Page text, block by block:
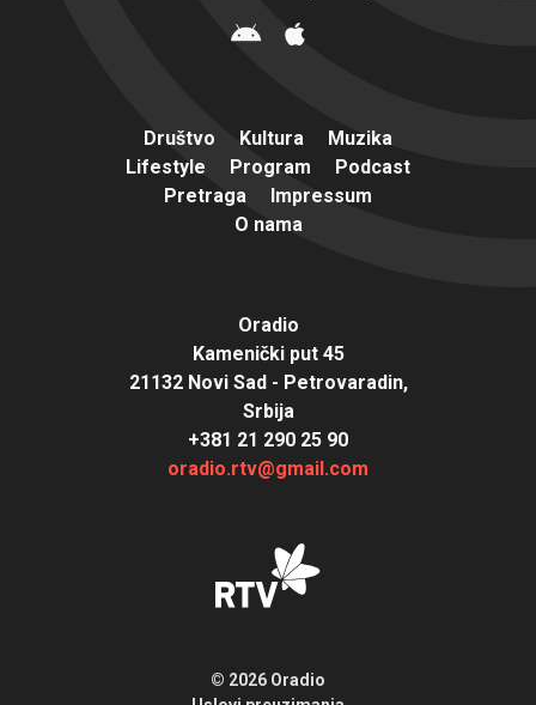
Društvo Kultura
Muzika
Lifestyle
Program
Podcast
Pretraga
Impressum
O nama
Oradio
Kamenički put 45
21132 Novi Sad - Petrovaradin,
Srbija
+381 21 290 25 90
oradio.rtv@gmail.com
© 2026 Oradio